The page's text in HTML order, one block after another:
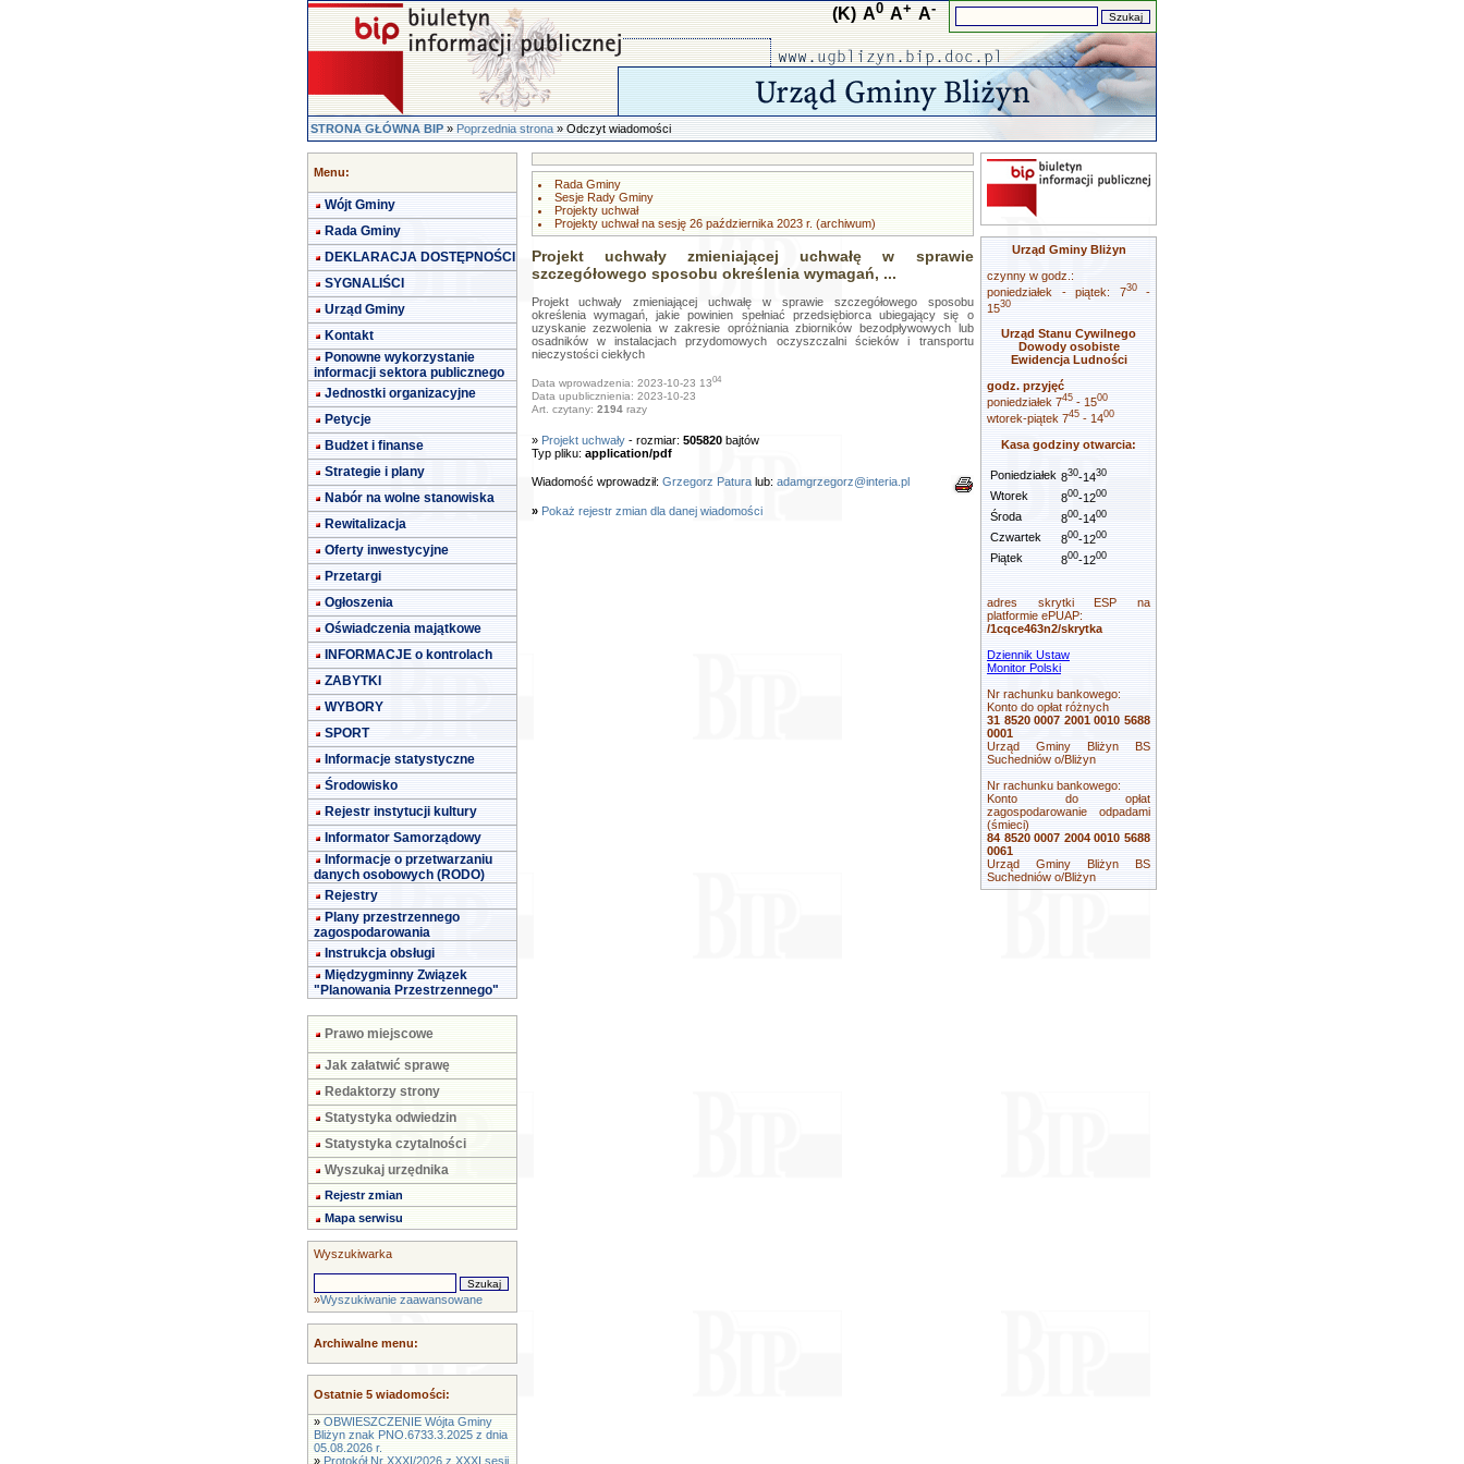
(K) A0 A+ A-
STRONA GŁÓWNA BIP»Poprzednia strona» Odczyt wiadomości
Menu:
Wójt Gminy
Rada Gminy
DEKLARACJA DOSTĘPNOŚCI
SYGNALIŚCI
Urząd Gminy
Kontakt
Ponowne wykorzystanie
informacji sektora publicznego
Jednostki organizacyjne
Petycje
Budżet i finanse
Strategie i plany
Nabór na wolne stanowiska
Rewitalizacja
Oferty inwestycyjne
Przetargi
Ogłoszenia
Oświadczenia majątkowe
INFORMACJE o kontrolach
ZABYTKI
WYBORY
SPORT
Informacje statystyczne
Środowisko
Rejestr instytucji kultury
Informator Samorządowy
Informacje o przetwarzaniu
danych osobowych (RODO)
Rejestry
Plany przestrzennego
zagospodarowania
Instrukcja obsługi
Międzygminny Związek
"Planowania Przestrzennego"
Prawo miejscowe
Jak załatwić sprawę
Redaktorzy strony
Statystyka odwiedzin
Statystyka czytalności
Wyszukaj urzędnika
Rejestr zmian
Mapa serwisu
Wyszukiwarka
»Wyszukiwanie zaawansowane
Archiwalne menu:
Ostatnie 5 wiadomości:
» OBWIESZCZENIE Wójta Gminy
Bliżyn znak PNO.6733.3.2025 z dnia
05.08.2026 r.
» Protokół Nr XXXI/2026 z XXXI sesji
Rada Gminy
Sesje Rady Gminy
Projekty uchwał
Projekty uchwał na sesję 26 października 2023 r. (archiwum)
Projekt uchwały zmieniającej uchwałę w sprawie
szczegółowego sposobu określenia wymagań, ...
Projekt uchwały zmieniającej uchwałę w sprawie szczegółowego sposobu
określenia wymagań, jakie powinien spełniać przedsiębiorca ubiegający się o
uzyskanie zezwolenia w zakresie opróżniania zbiorników bezodpływowych lub
osadników w instalacjach przydomowych oczyszczalni ścieków i transportu
nieczystości ciekłych
Data wprowadzenia: 2023-10-23 1304
Data upublicznienia: 2023-10-23
Art. czytany: 2194razy
» Projekt uchwały- rozmiar: 505820bajtów
Typ pliku: application/pdf
Wiadomość wprowadził: Grzegorz Paturalub: adamgrzegorz@interia.pl
» Pokaż rejestr zmian dla danej wiadomości
Urząd Gminy Bliżyn
czynny w godz.:
poniedziałek - piątek: 730-
1530
Urząd Stanu Cywilnego
Dowody osobiste
Ewidencja Ludności
godz. przyjęć
poniedziałek 745 - 1500
wtorek-piątek 745 - 1400
Kasa godziny otwarcia:
Poniedziałek 830-1430
Wtorek 800-1200
Środa 800-1400
Czwartek 800-1200
Piątek 800-1200
adres skrytki ESP na
platformie ePUAP:
/1cqce463n2/skrytka
Dziennik Ustaw
Monitor Polski
Nr rachunku bankowego:
Konto do opłat różnych
31 8520 0007 2001 0010 5688
0001
Urząd Gminy Bliżyn BS
Suchedniów o/Bliżyn
Nr rachunku bankowego:
Konto do opłat
zagospodarowanie odpadami
(śmieci)
84 8520 0007 2004 0010 5688
0061
Urząd Gminy Bliżyn BS
Suchedniów o/Bliżyn